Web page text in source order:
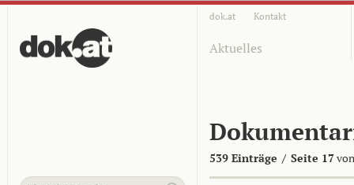
dok.at Kontakt
Aktuelles
539 Einträge / Seite 17